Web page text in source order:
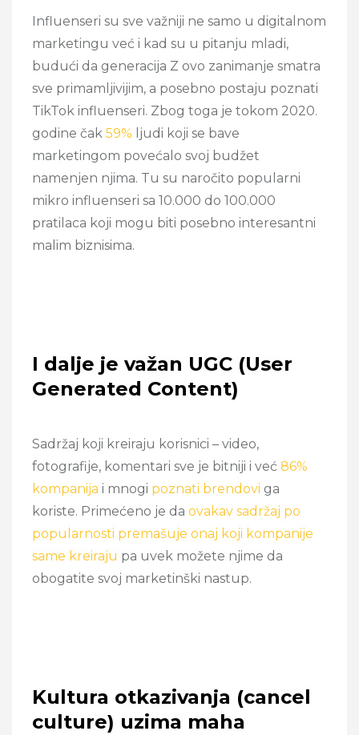
Influenseri su sve važniji ne samo u digitalnom
marketingu već i kad su u pitanju mladi,
budući da generacija Z ovo zanimanje smatra
sve primamljivijim, a posebno postaju poznati
TikTok influenseri. Zbog toga je tokom 2020.
godine čak 59% ljudi koji se bave
marketingom povećalo svoj budžet
namenjen njima. Tu su naročito popularni
mikro influenseri sa 10.000 do 100.000
pratilaca koji mogu biti posebno interesantni
malim biznisima.
I dalje je važan UGC (User
Generated Content)
Sadržaj koji kreiraju korisnici – video,
fotografije, komentari sve je bitniji i već 86%
kompanija i mnogi poznati brendovi ga
koriste. Primećeno je da ovakav sadržaj po
popularnosti premašuje onaj koji kompanije
same kreiraju pa uvek možete njime da
obogatite svoj marketinški nastup.
Kultura otkazivanja (cancel
culture) uzima maha